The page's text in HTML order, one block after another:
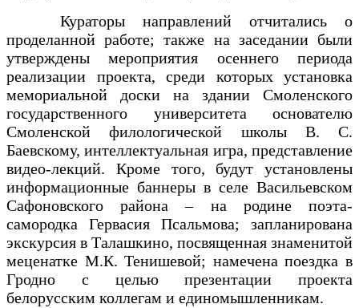
Кураторы направлений отчитались о
проделанной работе; также на заседании были
утверждены мероприятия осеннего периода
реализации проекта, среди которых установка
мемориальной доски на здании Смоленского
государственного университета основателю
Смоленской филологической школы В. С.
Баевскому, интеллектуальная игра, представление
видео-лекций. Кроме того, будут установлены
информационные баннеры в селе Васильевском
Сафоновского района – на родине поэта-
самородка Гервасия Псальмова; запланирована
экскурсия в Талашкино, посвященная знаменитой
меценатке М.К. Тенишевой; намечена поездка в
Гродно с целью презентации проекта
белорусским коллегам и единомышленникам.